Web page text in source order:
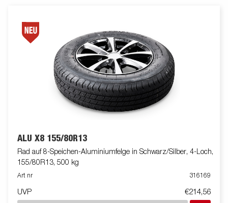
ALU X8 155/80R13
Rad auf 8-Speichen-Aluminiumfelge in Schwarz/Silber, 4-Loch,
155/80R13, 500 kg
Art nr 316169
UVP €214,56